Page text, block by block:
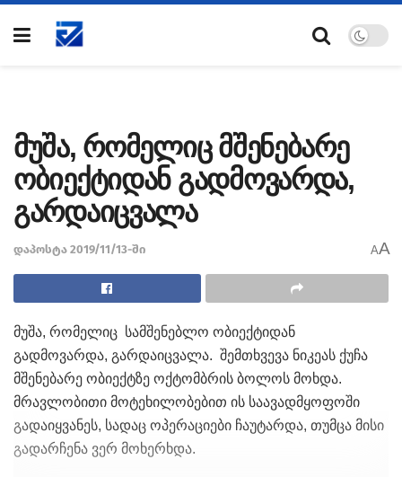
მუშა, რომელიც მშენებარე
ობიექტიდან გადმოვარდა,
გარდაიცვალა
დაპოსტა 2019/11/13-ში AA
მუშა, რომელიც სამშენებლო ობიექტიდან
გადმოვარდა, გარდაიცვალა. შემთხვევა ნიკეას ქუჩა
მშენებარე ობიექტზე ოქტომბრის ბოლოს მოხდა.
მრავლობითი მოტეხილობებით ის საავადმყოფოში
გადაიყვანეს, სადაც ოპერაციები ჩაუტარდა, თუმცა მისი
გადარჩენა ვერ მოხერხდა.